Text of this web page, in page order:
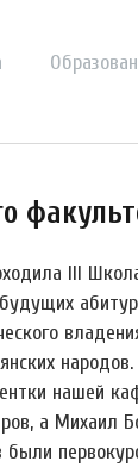
III
народов.
нашей
а Михаил
были